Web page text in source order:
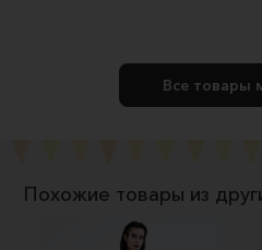
Все товары
Похожие товары из